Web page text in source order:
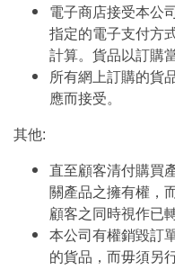
電子商店接受本公
指定的電子支付方
計算。貨品以訂購
所有網上訂購的貨
應而接受。
其他:
直至顧客清付購買
關產品之擁有權，
顧客之同時視作已
本公司有權銷毀訂
的貨品，而毋須另